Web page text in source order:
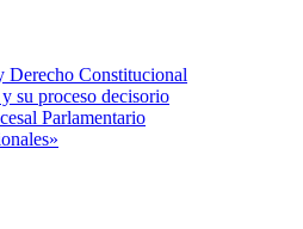
Derecho Constitucional
su proceso decisorio
Parlamentario